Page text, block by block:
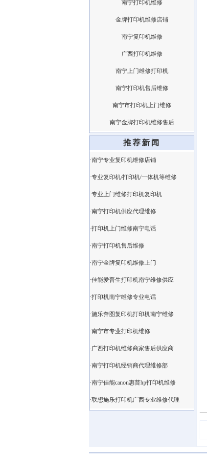
南宁打印机维修
金牌打印机维修店铺
南宁复印机维修
广西打印机维修
南宁上门维修打印机
南宁打印机售后维修
南宁市打印机上门维修
南宁金牌打印机维修售后
推荐新闻
·南宁专业复印机维修店铺
·专业复印机/打印机/一体机等维修
·专业上门维修打印机复印机
·南宁打印机供应代理维修
·打印机上门维修南宁电话
·南宁打印机售后维修
·南宁金牌复印机维修上门
·佳能爱普生打印机南宁维修供应
·打印机南宁维修专业电话
·施乐奔图复印机打印机南宁维修
·南宁市专业打印机维修
·广西打印机维修商家售后供应商
·南宁打印机经销商代理维修部
·南宁佳能canon惠普hp打印机维修
·联想施乐打印机广西专业维修代理